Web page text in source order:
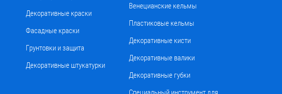
Декоративные краски
Фасадные краски
Грунтовки и защита
Декоративные штукатурки
Венецианские кельмы
Пластиковые кельмы
Декоративные кисти
Декоративные валики
Декоративные губки